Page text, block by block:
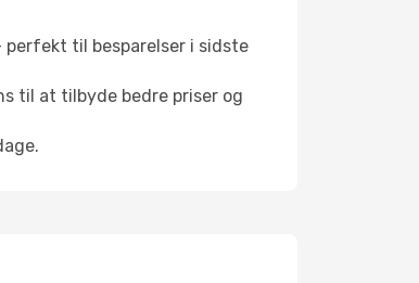
til besparelser i sidste
til at tilbyde bedre priser og